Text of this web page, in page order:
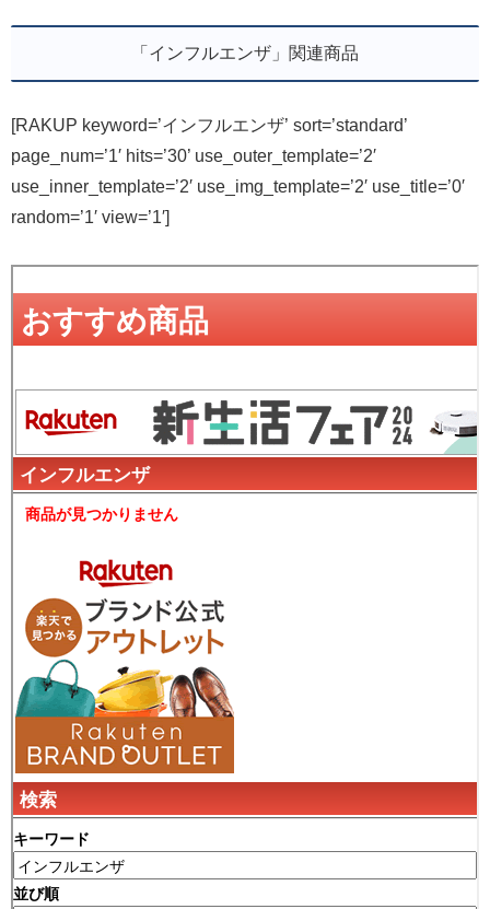
「インフルエンザ」関連商品
[RAKUP keyword=’インフルエンザ’ sort=’standard’
page_num=’1′ hits=’30’ use_outer_template=’2′
use_inner_template=’2′ use_img_template=’2′ use_title=’0′
random=’1′ view=’1′]